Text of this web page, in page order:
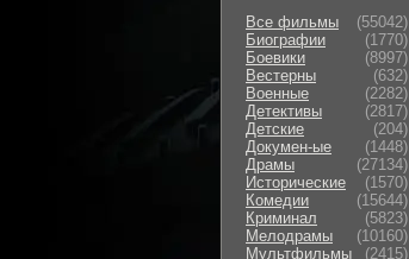
Все фильмы
(55042)
Биографии
(1770)
Боевики
(8997)
Вестерны
(632)
Военные
(2282)
Детективы
(2817)
Детские
(204)
Докумен-ые
(1448)
Драмы
(27134)
Исторические
(1570)
Комедии
(15644)
Криминал
(5823)
Мелодрамы
(10160)
Мультфильмы
(2415)